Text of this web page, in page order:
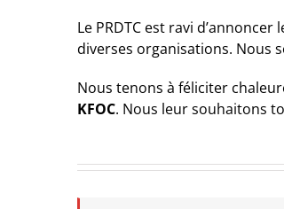
Le PRDTC est ravi d’annoncer
diverses organisations. Nous
Nous tenons à féliciter
KFOC. Nous leur souhaitons